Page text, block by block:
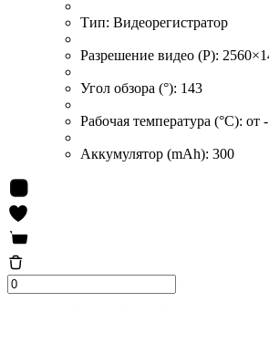
Тип: Видеорегистратор
Разрешение видео (P):
Угол обзора (°): 143
Рабочая температура (°C): от
Аккумулятор (mAh): 300